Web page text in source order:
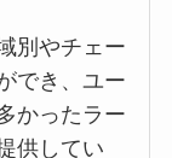
別やチェー
でき、ユー
かったラー
供してい